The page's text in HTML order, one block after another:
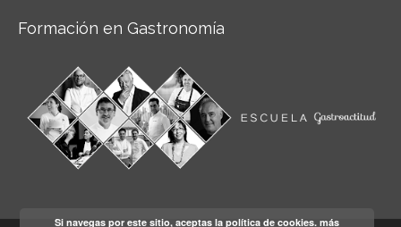
Formación en Gastronomía
Si navegas por este sitio, aceptas la política de cookies.más